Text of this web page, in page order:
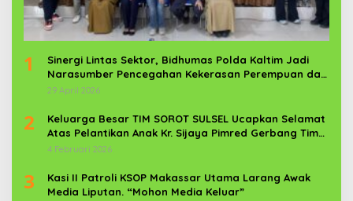
1
Sinergi Lintas Sektor, Bidhumas Polda Kaltim Jadi
Narasumber Pencegahan Kekerasan Perempuan dan
Anak
29 April 2026
2
Keluarga Besar TIM SOROT SULSEL Ucapkan Selamat
Atas Pelantikan Anak Kr. Sijaya Pimred Gerbang Timur
News Com Sebagai Prajurit TNI
4 Februari 2026
3
Kasi II Patroli KSOP Makassar Utama Larang Awak
Media Liputan. “Mohon Media Keluar”